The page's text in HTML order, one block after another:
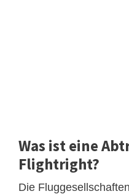
Was ist eine
Flightright?
Die